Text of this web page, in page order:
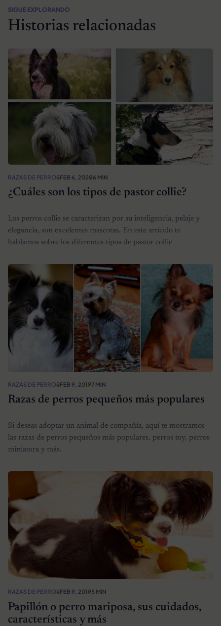
SIGUE EXPLORANDO
Historias relacionadas
RAZAS DE PERROSFEB 6, 20206 MIN
¿Cuáles son los tipos de pastor collie?
Los perros collie se caracterizan por su inteligencia, pelaje y
elegancia, son excelentes mascotas. En este artículo te
hablamos sobre los diferentes tipos de pastor collie
RAZAS DE PERROSFEB 9, 20197 MIN
Razas de perros pequeños más populares
Si deseas adoptar un animal de compañía, aquí te mostramos
las razas de perros pequeños más populares, perros toy, perros
miniatura y más.
RAZAS DE PERROSFEB 9, 20195 MIN
Papillón o perro mariposa, sus cuidados,
características y más